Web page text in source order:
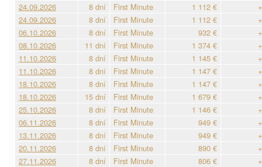
24.09.2026
8 dní First Minute 1 112 €
24.09.2026
8 dní First Minute 1 112 €
06.10.2026
8 dní First Minute 932 €
08.10.2026
11 dní First Minute 1 374 €
11.10.2026
8 dní First Minute 1 145 €
11.10.2026
8 dní First Minute 1 147 €
18.10.2026
8 dní First Minute 1 147 €
18.10.2026
15 dní First Minute 1 679 €
25.10.2026
8 dní First Minute 1 146 €
06.11.2026
8 dní First Minute 949 €
13.11.2026
8 dní First Minute 949 €
20.11.2026
8 dní First Minute 890 €
27.11.2026
8 dní First Minute 806 €